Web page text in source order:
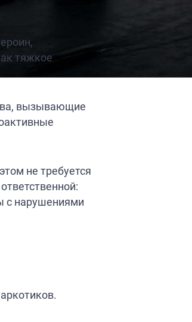
тяжкое
вызывающие
не требуется
с нарушениями